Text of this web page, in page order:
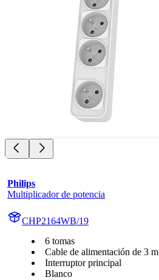
Philips
Multiplicador de potencia
CHP2164WB/19
6 tomas
Cable de alimentación de 3 m
Interruptor principal
Blanco